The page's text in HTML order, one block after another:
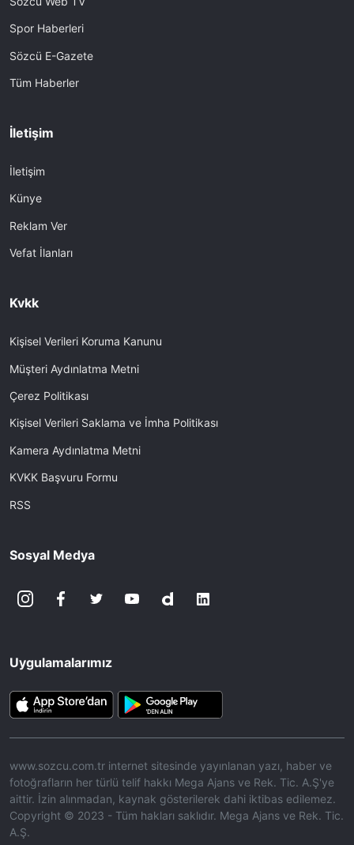
Spor Haberleri
Sözcü E-Gazete
Tüm Haberler
İletişim
İletişim
Künye
Reklam Ver
Vefat İlanları
Kvkk
Kişisel Verileri Koruma Kanunu
Müşteri Aydınlatma Metni
Çerez Politikası
Kişisel Verileri Saklama ve İmha Politikası
Kamera Aydınlatma Metni
KVKK Başvuru Formu
RSS
Sosyal Medya
Uygulamalarımız
www.sozcu.com.tr internet sitesinde yayınlanan yazı, haber ve
fotoğrafların her türlü telif hakkı Mega Ajans ve Rek. Tic. A.Ş'ye
aittir. İzin alınmadan, kaynak gösterilerek dahi iktibas edilemez.
Copyright © 2023 - Tüm hakları saklıdır. Mega Ajans ve Rek. Tic.
A.Ş.